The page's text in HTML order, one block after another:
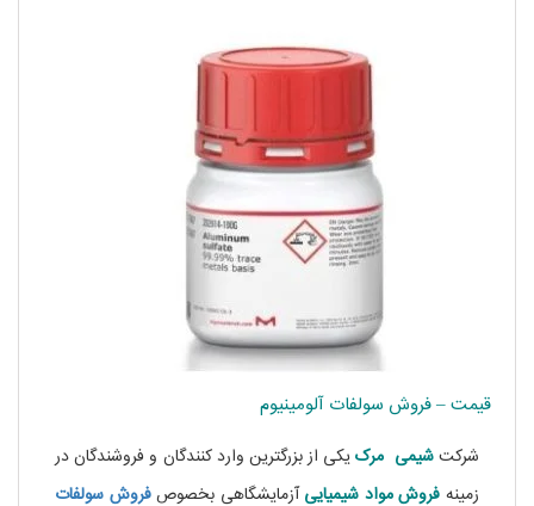
قیمت – فروش سولفات آلومینیوم
شرکتشیمی مرکیکی از بزرگترین وارد کنندگان و فروشندگان در
زمینه فروش مواد شیمیاییآزمایشگاهی بخصوصفروش سولفات